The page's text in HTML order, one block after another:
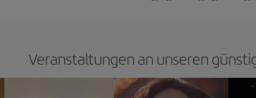
Veranstaltungen an unseren